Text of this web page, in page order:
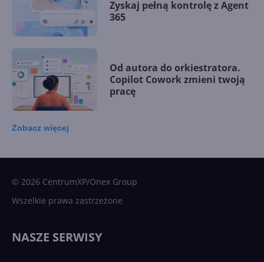
Zyskaj pełną kontrolę z Agent
365
Od autora do orkiestratora.
Copilot Cowork zmieni twoją
pracę
Zobacz więcej
© 2026 CentrumXP/Onex Group
Wszelkie prawa zastrzeżone
NASZE SERWISY